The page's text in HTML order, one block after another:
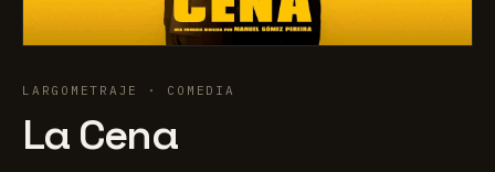
LARGOMETRAJE · COMEDIA
LaCena